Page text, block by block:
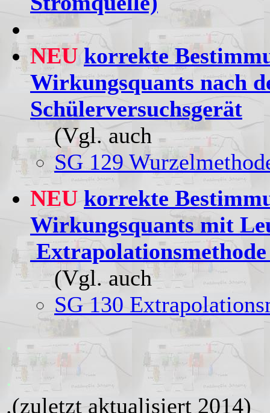
NEUkorrekte
Wirkungsquants nach
Schülerversuchsgerät
(Vgl. auch
SG 129
NEUkorrekte
Wirkungsquants mit
(Vgl. auch
SG 130
.
.
.(zuletzt aktualisiert 2014)